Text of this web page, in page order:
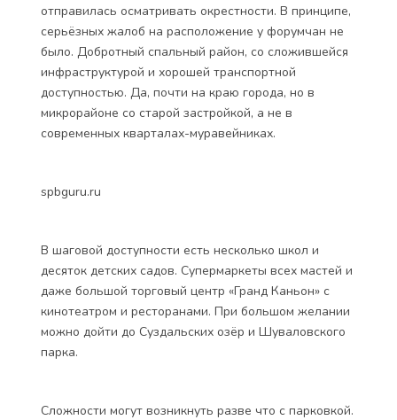
отправилась осматривать окрестности. В принципе,
серьёзных жалоб на расположение у форумчан не
было. Добротный спальный район, со сложившейся
инфраструктурой и хорошей транспортной
доступностью. Да, почти на краю города, но в
микрорайоне со старой застройкой, а не в
современных кварталах-муравейниках.
spbguru.ru
В шаговой доступности есть несколько школ и
десяток детских садов. Супермаркеты всех мастей и
даже большой торговый центр «Гранд Каньон» с
кинотеатром и ресторанами. При большом желании
можно дойти до Суздальских озёр и Шуваловского
парка.
Сложности могут возникнуть разве что с парковкой.